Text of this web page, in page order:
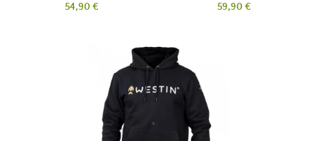
Prix
54,90 €
Prix
59,90 €